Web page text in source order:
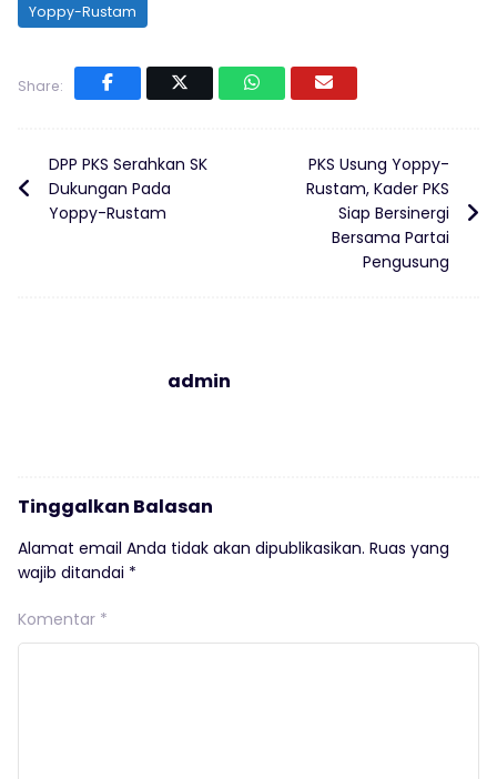
Yoppy-Rustam
Share:
DPP PKS Serahkan SK
Dukungan Pada
Yoppy-Rustam
PKS Usung Yoppy-
Rustam, Kader PKS
Siap Bersinergi
Bersama Partai
Pengusung
admin
Tinggalkan Balasan
Alamat email Anda tidak akan dipublikasikan. Ruas yang
wajib ditandai *
Komentar *